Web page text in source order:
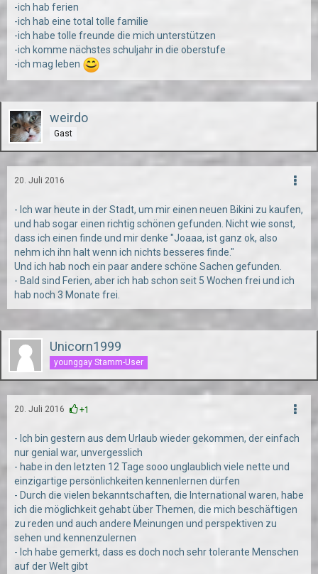
-ich hab ferien
-ich hab eine total tolle familie
-ich habe tolle freunde die mich unterstützen
-ich komme nächstes schuljahr in die oberstufe
-ich mag leben
weirdo
Gast
20. Juli 2016
- Ich war heute in der Stadt, um mir einen neuen Bikini zu kaufen,
und hab sogar einen richtig schönen gefunden. Nicht wie sonst,
dass ich einen finde und mir denke "Joaaa, ist ganz ok, also
nehm ich ihn halt wenn ich nichts besseres finde."
Und ich hab noch ein paar andere schöne Sachen gefunden.
- Bald sind Ferien, aber ich hab schon seit 5 Wochen frei und ich
hab noch 3 Monate frei.
Unicorn1999
younggay Stamm-User
20. Juli 2016 +1
- Ich bin gestern aus dem Urlaub wieder gekommen, der einfach
nur genial war, unvergesslich
- habe in den letzten 12 Tage sooo unglaublich viele nette und
einzigartige persönlichkeiten kennenlernen dürfen
- Durch die vielen bekanntschaften, die International waren, habe
ich die möglichkeit gehabt über Themen, die mich beschäftigen
zu reden und auch andere Meinungen und perspektiven zu
sehen und kennenzulernen
- Ich habe gemerkt, dass es doch noch sehr tolerante Menschen
auf der Welt gibt